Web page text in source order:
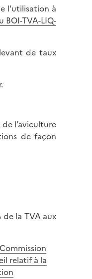
l'utilisation à
BOI-TVA-LIQ-
de taux
l’aviculture
de façon
la TVA aux
relatif à la